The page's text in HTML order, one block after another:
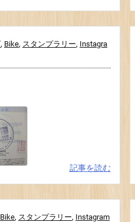
, Bike, スタンプラリー, Instagra
記事を読む
Bike, スタンプラリー, Instagram